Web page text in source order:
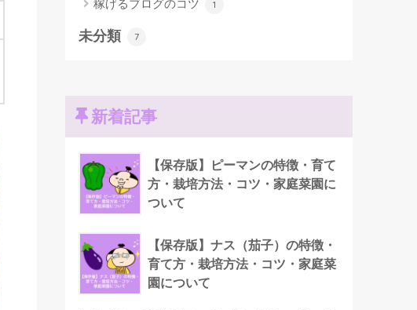
稼げるブログのコツ 1
未分類 7
新着記事
【保存版】ピーマンの特徴・育て
方・栽培方法・コツ・家庭菜園に
ついて
【保存版】ナス（茄子）の特徴・
育て方・栽培方法・コツ・家庭菜
園について